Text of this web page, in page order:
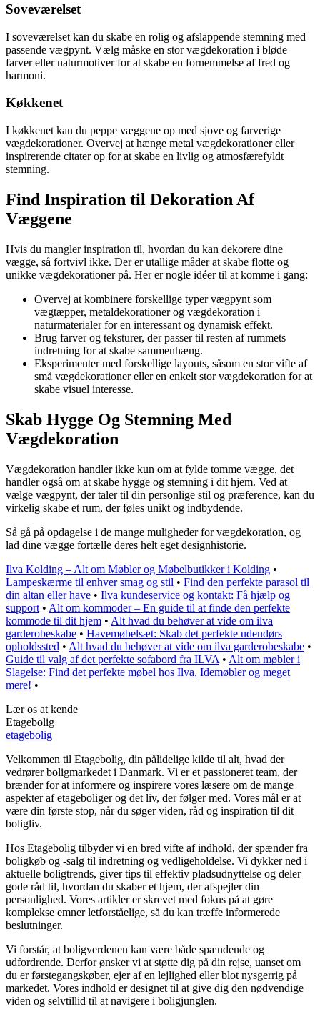
Soveværelset
I soveværelset kan du skabe en rolig og afslappende stemning med
passende vægpynt. Vælg måske en stor vægdekoration i bløde
farver eller naturmotiver for at skabe en fornemmelse af fred og
harmoni.
Køkkenet
I køkkenet kan du peppe væggene op med sjove og farverige
vægdekorationer. Overvej at hænge metal vægdekorationer eller
inspirerende citater op for at skabe en livlig og atmosfærefyldt
stemning.
Find Inspiration til Dekoration Af
Væggene
Hvis du mangler inspiration til, hvordan du kan dekorere dine
vægge, så fortvivl ikke. Der er utallige måder at skabe flotte og
unikke vægdekorationer på. Her er nogle idéer til at komme i gang:
Overvej at kombinere forskellige typer vægpynt som
vægtæpper, metaldekorationer og vægdekoration i
naturmaterialer for en interessant og dynamisk effekt.
Brug farver og teksturer, der passer til resten af rummets
indretning for at skabe sammenhæng.
Eksperimenter med forskellige layouts, såsom en stor vifte af
små vægdekorationer eller en enkelt stor vægdekoration for at
skabe visuel interesse.
Skab Hygge Og Stemning Med
Vægdekoration
Vægdekoration handler ikke kun om at fylde tomme vægge, det
handler også om at skabe hygge og stemning i dit hjem. Ved at
vælge vægpynt, der taler til din personlige stil og præference, kan du
virkelig skabe et rum, der føles unikt og indbydende.
Så gå på opdagelse i de mange muligheder for vægdekoration, og
lad dine vægge fortælle deres helt eget designhistorie.
Ilva Kolding – Alt om Møbler og Møbelbutikker i Kolding •
Lampeskærme til enhver smag og stil • Find den perfekte parasol til
din altan eller have • Ilva kundeservice og kontakt: Få hjælp og
support • Alt om kommoder – En guide til at finde den perfekte
kommode til dit hjem • Alt hvad du behøver at vide om ilva
garderobeskabe • Havemøbelsæt: Skab det perfekte udendørs
opholdssted • Alt hvad du behøver at vide om ilva garderobeskabe •
Guide til valg af det perfekte sofabord fra ILVA • Alt om møbler i
Slagelse: Find det perfekte møbel hos Ilva, Idemøbler og meget
mere! •
Lær os at kende
Etagebolig
etagebolig
Velkommen til Etagebolig, din pålidelige kilde til alt, hvad der
vedrører boligmarkedet i Danmark. Vi er et passioneret team, der
brænder for at informere og inspirere vores læsere om de mange
aspekter af etageboliger og det liv, der følger med. Vores mål er at
være din første stop, når du søger viden, råd og inspiration til dit
boligliv.
Hos Etagebolig tilbyder vi en bred vifte af indhold, der spænder fra
boligkøb og -salg til indretning og vedligeholdelse. Vi dykker ned i
aktuelle boligtrends, giver tips til effektiv pladsudnyttelse og deler
gode råd til, hvordan du skaber et hjem, der afspejler din
personlighed. Vores artikler er skrevet med fokus på at gøre
komplekse emner letforståelige, så du kan træffe informerede
beslutninger.
Vi forstår, at boligverdenen kan være både spændende og
udfordrende. Derfor ønsker vi at støtte dig på din rejse, uanset om
du er førstegangskøber, ejer af en lejlighed eller blot nysgerrig på
markedet. Vores indhold er designet til at give dig den nødvendige
viden og selvtillid til at navigere i boligjunglen.